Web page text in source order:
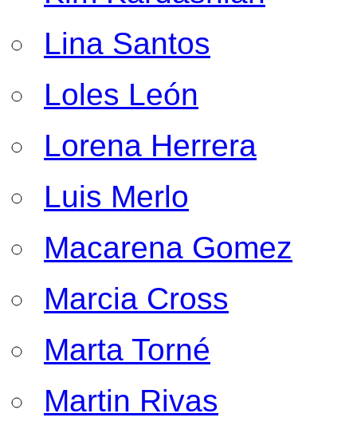
Lina Santos
Loles León
Lorena Herrera
Luis Merlo
Macarena Gomez
Marcia Cross
Marta Torné
Martin Rivas